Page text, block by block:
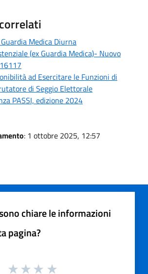
Medica Diurna
(ex Guardia Medica)- Nuovo
ad Esercitare le Funzioni di
di Seggio Elettorale
PASSI, edizione 2024
: 1 ottobre 2025, 12:57
chiare le informazioni
pagina?